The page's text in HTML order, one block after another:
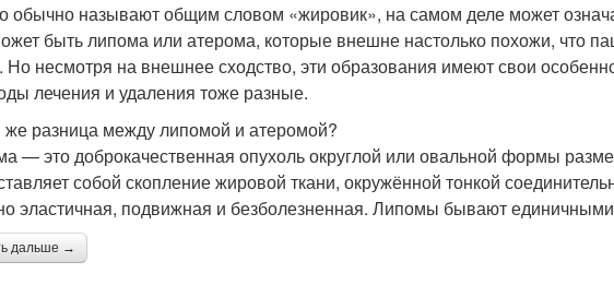
обычно называют общим словом «жировик», на самом деле может
быть липома или атерома, которые внешне настолько похожи, что
Но несмотря на внешнее сходство, эти образования имеют свои
лечения и удаления тоже разные.
разница между липомой и атеромой?
— это доброкачественная опухоль округлой или овальной формы
собой скопление жировой ткани, окружённой тонкой
эластичная, подвижная и безболезненная. Липомы бывают
дальше →